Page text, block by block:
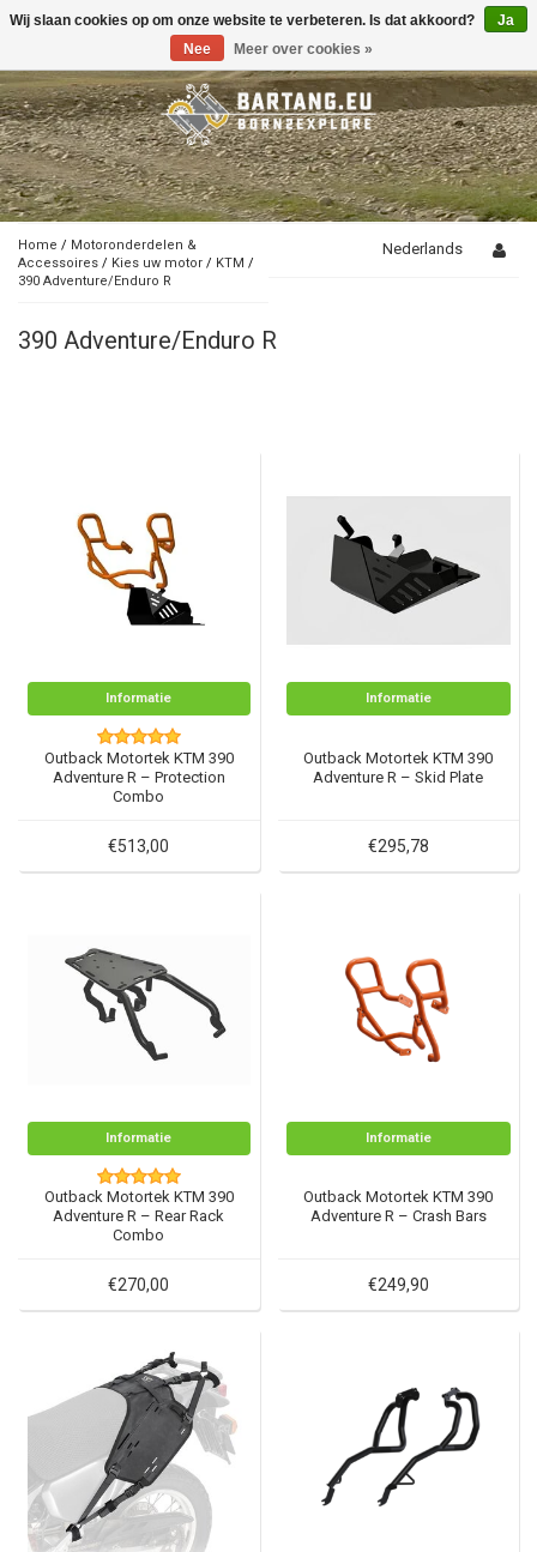
Toggle
Home / Motoronderdelen &
Accessoires / Kies uw motor / KTM /
390 Adventure/Enduro R
Nederlands
390 Adventure/Enduro R
Informatie
Outback Motortek KTM 390
Adventure R – Protection
Combo
€513,00
Informatie
Outback Motortek KTM 390
Adventure R – Skid Plate
€295,78
Informatie
Outback Motortek KTM 390
Adventure R – Rear Rack
Combo
€270,00
Informatie
Outback Motortek KTM 390
Adventure R – Crash Bars
€249,90
Wij slaan cookies op om onze website te verbeteren. Is dat akkoord?
Ja
Nee
Meer over cookies »